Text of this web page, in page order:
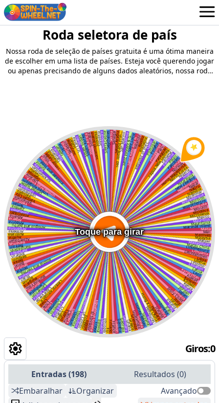
Conecte-se / Inscrever-se
Roda seletora de país
Nossa roda de seleção de países gratuita é uma ótima maneira
de escolher em uma lista de países. Esteja você querendo jogar
ou apenas precisando de alguns dados aleatórios, nossa roda
Toque para girar
0
:
Giros
Entradas(198) Resultados (0)
Embaralhar
Organizar
Avançado